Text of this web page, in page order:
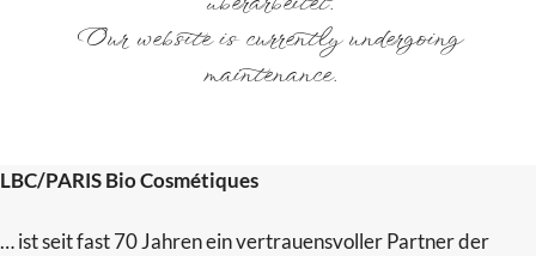
Our website is currently undergoing
maintenance.
LBC/PARIS Bio Cosmétiques
… ist seit fast 70 Jahren ein vertrauensvoller Partner der